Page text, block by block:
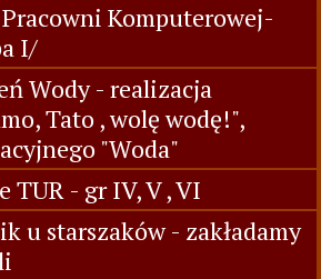
Komputerowej-
I/
Wody - realizacja
Tato , wolę wodę!",
"Woda"
- gr IV, V , VI
u starszaków - zakładamy